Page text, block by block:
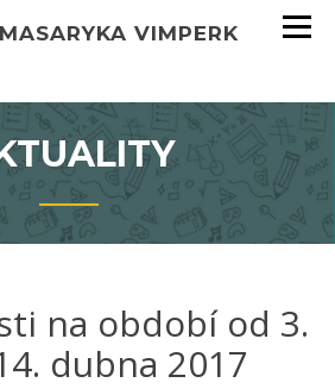
VIMPERK
na období od 3.
dubna 2017